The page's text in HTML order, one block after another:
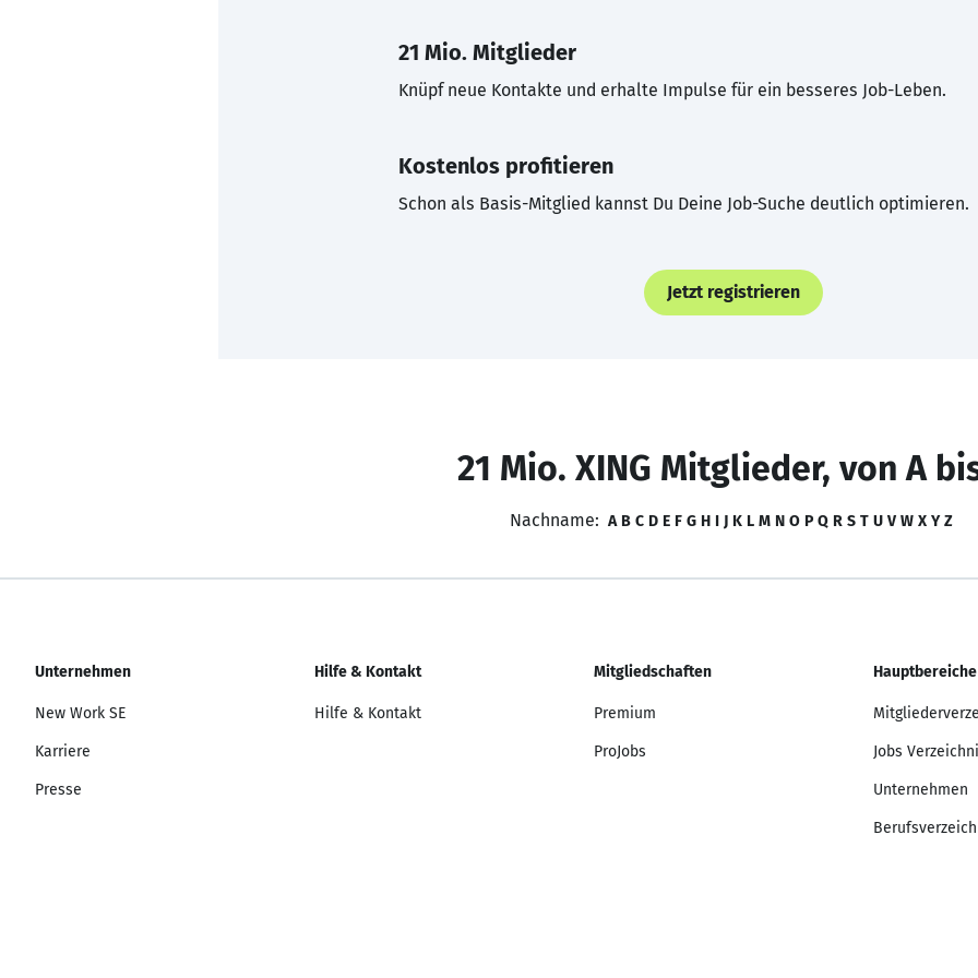
21 Mio. Mitglieder
Knüpf neue Kontakte und erhalte Impulse für ein besseres Job-Leben.
Kostenlos profitieren
Schon als Basis-Mitglied kannst Du Deine Job-Suche deutlich optimieren.
Jetzt registrieren
21 Mio. XING Mitglieder, von A
Nachname: A B C D E F G H I J K L M N O P Q R S T U V W X Y Z
Unternehmen
New Work SE
Karriere
Presse
Hilfe & Kontakt
Hilfe & Kontakt
Mitgliedschaften
Premium
ProJobs
Hauptbereiche
Jobs
Unternehmen